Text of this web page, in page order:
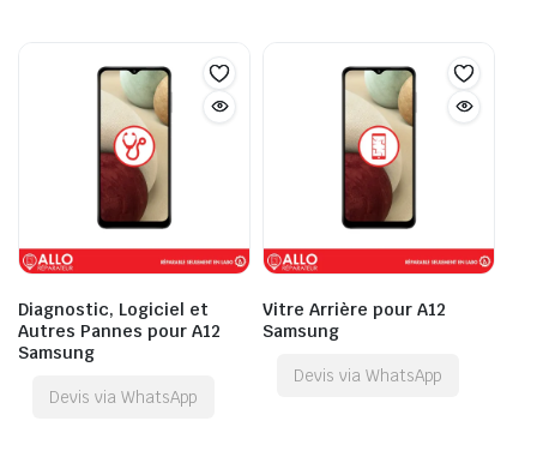
Diagnostic, Logiciel et
Autres Pannes pour A12
Samsung
Devis via WhatsApp
Vitre Arrière pour A12
Samsung
Devis via WhatsApp